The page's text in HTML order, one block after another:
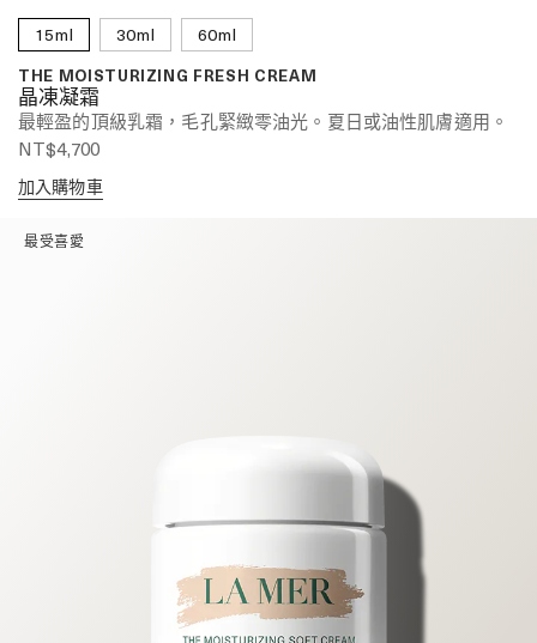
15ml 30ml 60ml
THE MOISTURIZING FRESH CREAM
晶凍凝霜
最輕盈的頂級乳霜，毛孔緊緻零油光。夏日或油性肌膚適用。
NT$4,700
加入購物車
最受喜愛